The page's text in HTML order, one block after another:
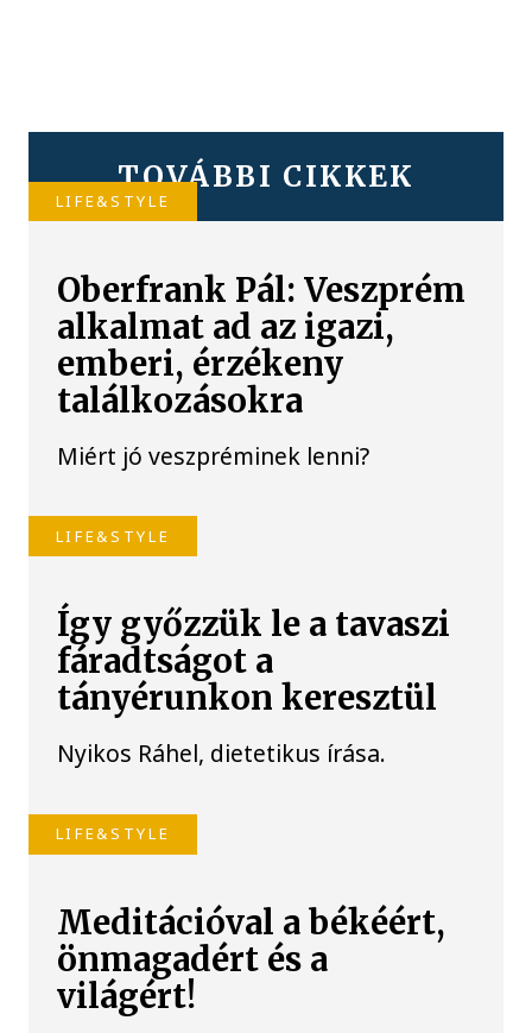
TOVÁBBI CIKKEK
LIFE&STYLE
Oberfrank Pál: Veszprém
alkalmat ad az igazi,
emberi, érzékeny
találkozásokra
Miért jó veszpréminek lenni?
LIFE&STYLE
Így győzzük le a tavaszi
fáradtságot a
tányérunkon keresztül
Nyikos Ráhel, dietetikus írása.
LIFE&STYLE
Meditációval a békéért,
önmagadért és a
világért!